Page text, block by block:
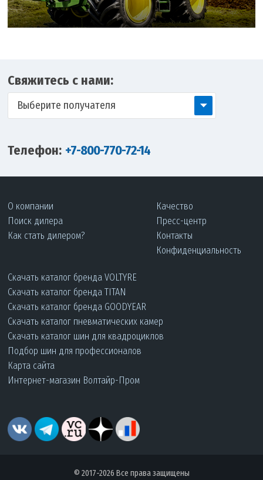
Свяжитесь с нами:
Выберите получателя
Телефон: +7-800-770-72-14
О компании
Поиск дилера
Как стать дилером?
Качество
Пресс-центр
Контакты
Конфиденциальность
Скачать каталог бренда VOLTYRE
Скачать каталог бренда TITAN
Скачать каталог бренда GOODYEAR
Скачать каталог пневматических камер
Скачать каталог шин для квадроциклов
Подбор шин для профессионалов
Карта сайта
Интернет-магазин Волтайр-Пром
© 2017-2026 Все права защищены